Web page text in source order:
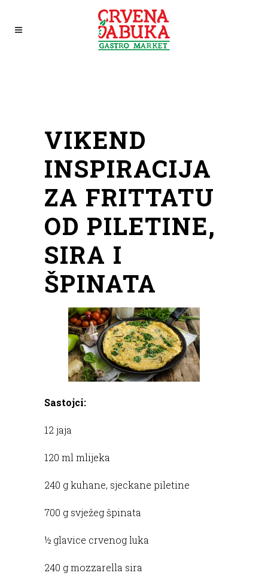
VIKEND
INSPIRACIJA
ZA FRITTATU
OD PILETINE,
SIRA I
ŠPINATA
Sastojci:
12 jaja
120 ml mlijeka
240 g kuhane, sjeckane piletine
700 g svježeg špinata
½ glavice crvenog luka
240 g mozzarella sira